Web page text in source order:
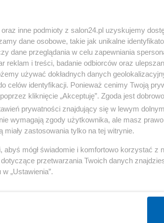
« WRÓĆ DO NOTKI
Gospodarka
Biznes
Pieniądze
Inwestycje
Podatki
inne podmioty z salon24.pl uzyskujemy
dane osobowe, takie jak unikalne
dane przeglądania w celu zapewniania
reklam i treści, badanie odbiorców oraz
używać dokładnych danych
celów identyfikacji. Ponieważ cenimy Twoją
kliknięcie „Akceptuję”. Zgoda jest
prywatności znajdujący się w lewym
wymagają zgody użytkownika, ale masz
zastosowania tylko na tej witrynie.
abyś mógł świadomie i komfortowo korzystać z
przetwarzania Twoich danych
„Ustawienia”.